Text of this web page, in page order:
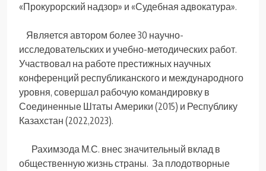
«Прокурорский надзор» и «Судебная адвокатура».
Является автором более 30 научно-
исследовательских и учебно-методических работ.
Участвовал на работе престижных научных
конференций республиканского и международного
уровня, совершал рабочую командировку в
Соединенные Штаты Америки (2015) и Республику
Казахстан (2022,2023).
Рахимзода М.С. внес значительный вклад в
общественную жизнь страны. За плодотворные